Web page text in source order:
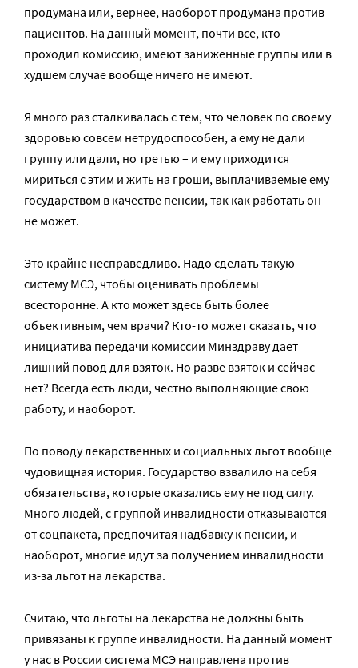
продумана или, вернее, наоборот продумана против
пациентов. На данный момент, почти все, кто
проходил комиссию, имеют заниженные группы или в
худшем случае вообще ничего не имеют.
Я много раз сталкивалась с тем, что человек по своему
здоровью совсем нетрудоспособен, а ему не дали
группу или дали, но третью – и ему приходится
мириться с этим и жить на гроши, выплачиваемые ему
государством в качестве пенсии, так как работать он
не может.
Это крайне несправедливо. Надо сделать такую
систему МСЭ, чтобы оценивать проблемы
всесторонне. А кто может здесь быть более
объективным, чем врачи? Кто-то может сказать, что
инициатива передачи комиссии Минздраву дает
лишний повод для взяток. Но разве взяток и сейчас
нет? Всегда есть люди, честно выполняющие свою
работу, и наоборот.
По поводу лекарственных и социальных льгот вообще
чудовищная история. Государство взвалило на себя
обязательства, которые оказались ему не под силу.
Много людей, с группой инвалидности отказываются
от соцпакета, предпочитая надбавку к пенсии, и
наоборот, многие идут за получением инвалидности
из-за льгот на лекарства.
Считаю, что льготы на лекарства не должны быть
привязаны к группе инвалидности. На данный момент
у нас в России система МСЭ направлена против